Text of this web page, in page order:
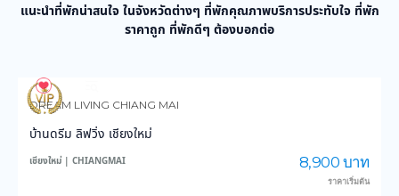
แนะนำที่พักน่าสนใจ ในจังหวัดต่างๆ ที่พักคุณภาพบริการประทับใจ ที่พัก
ราคาถูก ที่พักดีๆ ต้องบอกต่อ
978
DREAM LIVING CHIANG MAI
บ้านดรีม ลิฟวิ่ง เชียงใหม่
เชียงใหม่ | CHIANGMAI 8,900 บาท
ราคาเริ่มต้น